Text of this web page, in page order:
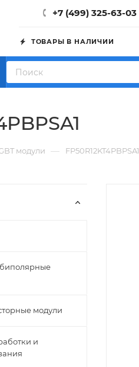
+7 (499) 325-63-03
ТОВАРЫ В НАЛИЧИИ
модули — FP50R12KT4PBPSA1
модули
и